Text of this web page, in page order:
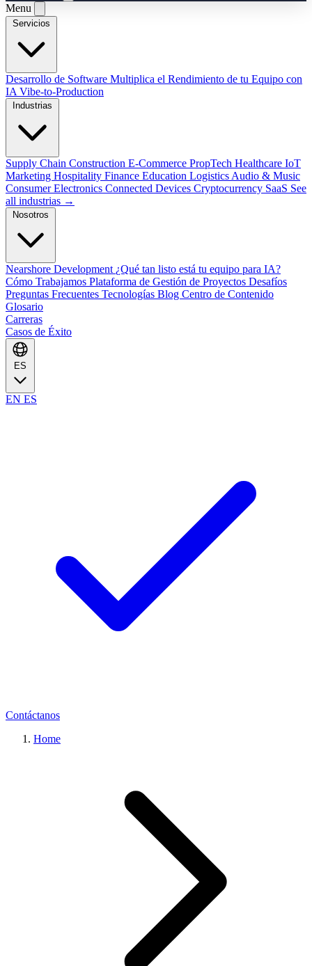
Menu
Desarrollo de Software Multiplica el Rendimiento de tu Equipo con
IA Vibe-to-Production
Supply Chain Construction E-Commerce PropTech Healthcare IoT
Marketing Hospitality Finance Education Logistics Audio & Music
Consumer Electronics Connected Devices Cryptocurrency SaaS See
all industrias →
Nearshore Development ¿Qué tan listo está tu equipo para IA?
Cómo Trabajamos Plataforma de Gestión de Proyectos Desafíos
Preguntas Frecuentes Tecnologías Blog Centro de Contenido
Glosario
Carreras
Casos de Éxito
EN ES
Contáctanos
Home